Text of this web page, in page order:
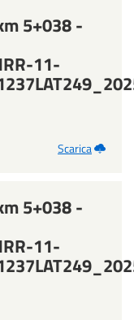
5+038 -
11-
Scarica
5+038 -
11-